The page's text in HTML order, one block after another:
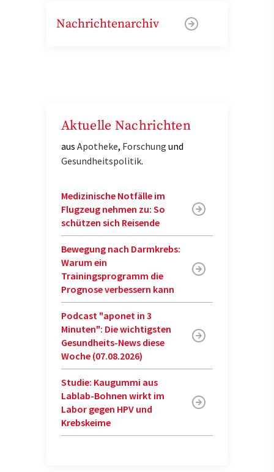
Nachrichtenarchiv
Aktuelle Nachrichten
aus Apotheke, Forschung und
Gesundheitspolitik.
Medizinische Notfälle im
Flugzeug nehmen zu: So
schützen sich Reisende
Bewegung nach Darmkrebs:
Warum ein
Trainingsprogramm die
Prognose verbessern kann
Podcast "aponet in 3
Minuten": Die wichtigsten
Gesundheits-News diese
Woche (07.08.2026)
Studie: Kaugummi aus
Lablab-Bohnen wirkt im
Labor gegen HPV und
Krebskeime